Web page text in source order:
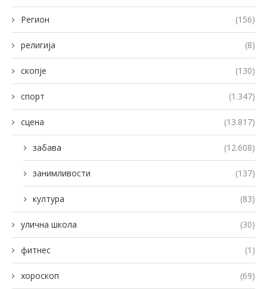
Регион (156)
религија (8)
скопје (130)
спорт (1.347)
сцена (13.817)
забава (12.608)
занимливости (137)
култура (83)
улична школа (30)
фитнес (1)
хороскоп (69)